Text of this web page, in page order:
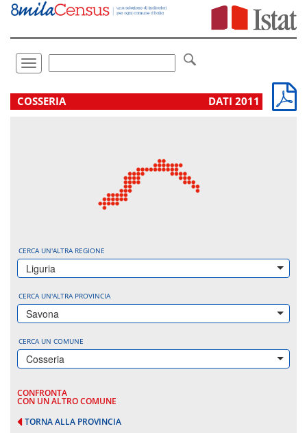
Vai
direttamente
Toggle
navigation
.
COSSERIA DATI 2011
CERCA UN'ALTRA REGIONE
Liguria
CERCA UN'ALTRA PROVINCIA
Savona
CERCA UN COMUNE
Cosseria
CONFRONTA
CON UN ALTRO COMUNE
TORNA ALLA PROVINCIA